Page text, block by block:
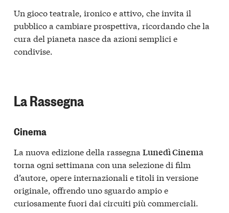
Un gioco teatrale, ironico e attivo, che invita il
pubblico a cambiare prospettiva, ricordando che la
cura del pianeta nasce da azioni semplici e
condivise.
La Rassegna
Cinema
La nuova edizione della rassegna Lunedì Cinema
torna ogni settimana con una selezione di film
d’autore, opere internazionali e titoli in versione
originale, offrendo uno sguardo ampio e
curiosamente fuori dai circuiti più commerciali.